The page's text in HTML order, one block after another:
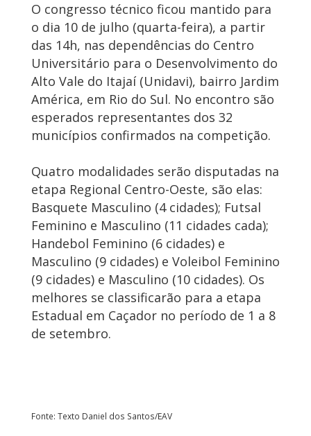
O congresso técnico ficou mantido para
o dia 10 de julho (quarta-feira), a partir
das 14h, nas dependências do Centro
Universitário para o Desenvolvimento do
Alto Vale do Itajaí (Unidavi), bairro Jardim
América, em Rio do Sul. No encontro são
esperados representantes dos 32
municípios confirmados na competição.
Quatro modalidades serão disputadas na
etapa Regional Centro-Oeste, são elas:
Basquete Masculino (4 cidades); Futsal
Feminino e Masculino (11 cidades cada);
Handebol Feminino (6 cidades) e
Masculino (9 cidades) e Voleibol Feminino
(9 cidades) e Masculino (10 cidades). Os
melhores se classificarão para a etapa
Estadual em Caçador no período de 1 a 8
de setembro.
Fonte: Texto Daniel dos Santos/EAV